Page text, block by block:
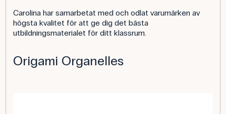
Carolina har samarbetat med och odlat varumärken av
högsta kvalitet för att ge dig det bästa
utbildningsmaterialet för ditt klassrum.
Origami Organelles